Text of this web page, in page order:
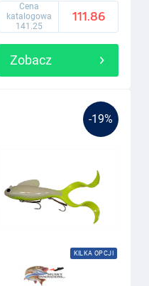
Cena
katalogowa
141.25
111.86
Zobacz
-19%
KILKA OPCJI